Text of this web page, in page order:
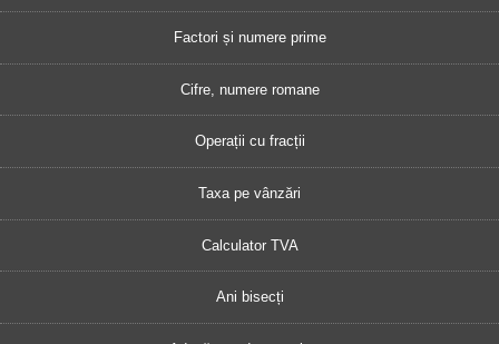
Factori și numere prime
Cifre, numere romane
Operații cu fracții
Taxa pe vânzări
Calculator TVA
Ani bisecți